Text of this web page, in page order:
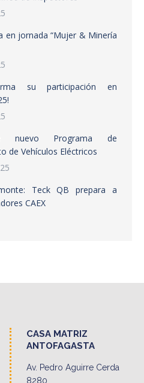
en jornada “Mujer & Minería
su participación en
nuevo Programa de
de Vehículos Eléctricos
Teck QB prepara a
CAEX
CASA MATRIZ
ANTOFAGASTA
Av. Pedro Aguirre Cerda
8280